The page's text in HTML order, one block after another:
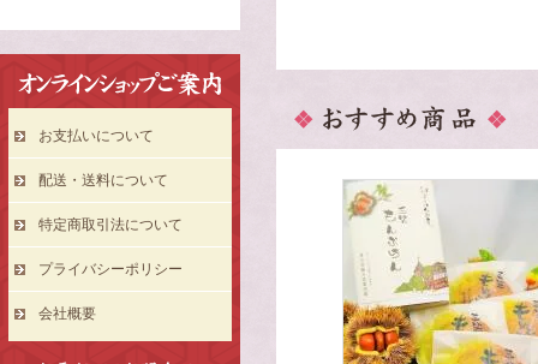
お支払いについて
配送・送料について
特定商取引法について
プライバシーポリシー
会社概要